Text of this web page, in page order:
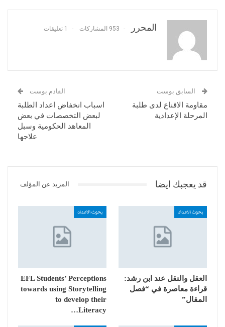
المحرر 953 المشاركات 1 تعليقات
السابق بوست
مقاومة الاقناع لدى طلبة
المرحلة الإعدادية
القادم بوست
اسباب انخفاض اعداد الطلبة
لبعض التخصصات في بعض
المعاهد الحكومية وسبل
علاجها
قد يعجبك ايضا المزيد عن المؤلف
بحوث الاعداد
العقل والنقل عند ابن رشد:
قراءة معاصرة في “فصل
المقال”
بحوث الاعداد
EFL Students’ Perceptions
towards using Storytelling
to develop their
Literacy…